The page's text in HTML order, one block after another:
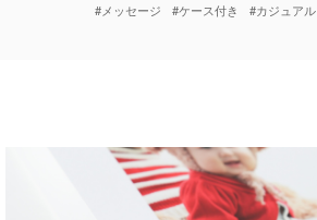
#メッセージ
#ケース付き #カジュアル